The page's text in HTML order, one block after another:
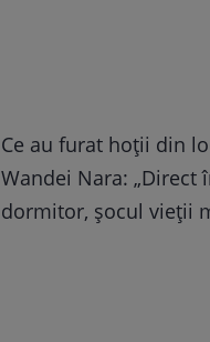
Ce au furat hoții din
Wandei Nara: „Direct
dormitor, șocul vieții